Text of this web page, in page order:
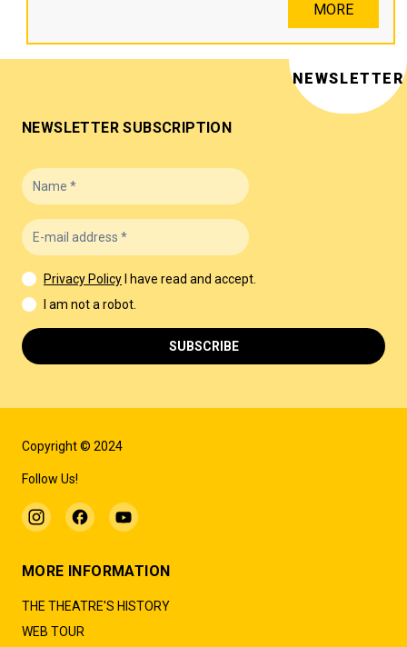
MORE
Copyright © 2024
Follow Us!
MORE INFORMATION
THE THEATRE'S HISTORY
WEB TOUR
NEWSLETTER
NEWSLETTER SUBSCRIPTION
Privacy Policy
I have read and accept.
I am not a robot.
SUBSCRIBE